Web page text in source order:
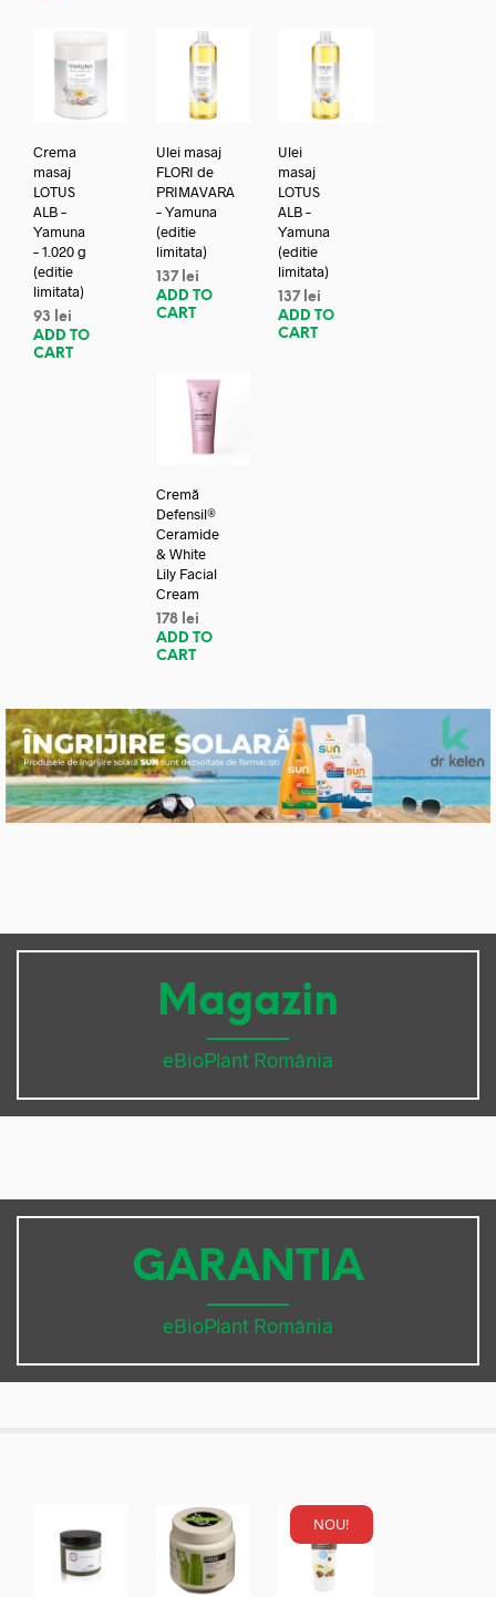
Crema
masaj
LOTUS
ALB –
Yamuna
– 1.020 g
(editie
limitata)
93
lei
ADD TO
CART
Ulei masaj
FLORI de
PRIMAVARA
– Yamuna
(editie
limitata)
137 lei
ADD TO
CART
Ulei
masaj
LOTUS
ALB –
Yamuna
(editie
limitata)
137 lei
ADD TO
CART
Cremă
Defensil®
Ceramide
& White
Lily Facial
Cream
178 lei
ADD TO
CART
Magazin
eBioPlant România
GARANTIA
eBioPlant România
NOU!